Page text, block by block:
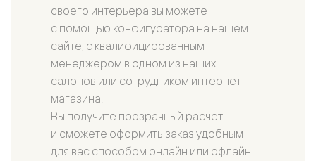
своего интерьера вы можете
с помощью конфигуратора на нашем
сайте, с квалифицированным
менеджером в одном из наших
салонов или сотрудником интернет-
магазина.
Вы получите прозрачный расчет
и сможете оформить заказ удобным
для вас способом онлайн или офлайн.